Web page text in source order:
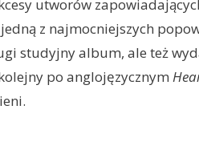
utworów
z najmocniejszych
studyjny album, ale też
po anglojęzycznym